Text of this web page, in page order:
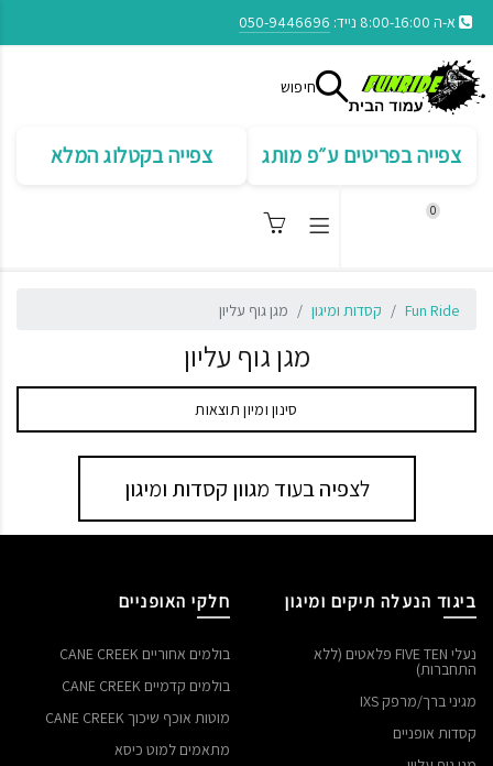
א-ה 8:00-16:00 נייד: 050-9446696
חיפוש
צפייה בפריטים ע״פ מותג צפייה בקטלוג המלא
0
Fun Ride קסדות ומיגון מגן גוף עליון
מגן גוף עליון
סינון ומיון תוצאות
לצפיה בעוד מגוון קסדות ומיגון
ביגוד הנעלה תיקים ומיגון
נעלי FIVE TEN פלאטים (ללא
התחברות)
מגיני ברך/מרפק IXS
קסדות אופניים
חלקי האופניים
בולמים אחוריים CANE CREEK
בולמים קדמיים CANE CREEK
מוטות אוכף שיכוך CANE CREEK
מתאמים למוט כיסא